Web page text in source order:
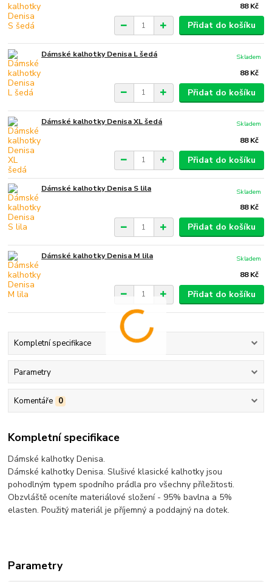
88 Kč
Přidat do košíku
Dámské kalhotky Denisa L šedá
88 Kč
Skladem
Přidat do košíku
Dámské kalhotky Denisa XL šedá
88 Kč
Skladem
Přidat do košíku
Dámské kalhotky Denisa S lila
88 Kč
Skladem
Přidat do košíku
Dámské kalhotky Denisa M lila
88 Kč
Skladem
Přidat do košíku
Kompletní specifikace
Parametry
Komentáře 0
Kompletní specifikace
Dámské kalhotky Denisa.
Dámské kalhotky Denisa. Slušivé klasické kalhotky jsou
pohodlným typem spodního prádla pro všechny příležitosti.
Obzvláště oceníte materiálové složení - 95% bavlna a 5%
elasten. Použitý materiál je příjemný a poddajný na dotek.
Parametry